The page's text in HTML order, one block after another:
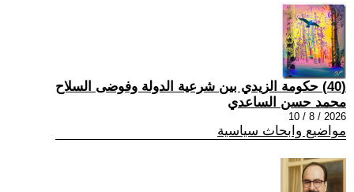
(40) حكومة الزيدي بين شرعية الدولة وفوضى السلاح
محمد حسن الساعدي
2026 / 8 / 10
مواضيع وابحاث سياسية